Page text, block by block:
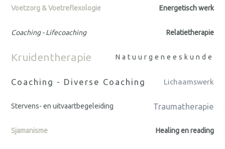
Voetzorg & Voetreflexologie Energetisch werk
Coaching - Lifecoaching Relatietherapie
Kruidentherapie Natuurgeneeskunde
Coaching - Diverse Coaching Lichaamswerk
Stervens- en uitvaartbegeleiding Traumatherapie
Sjamanisme Healing en reading